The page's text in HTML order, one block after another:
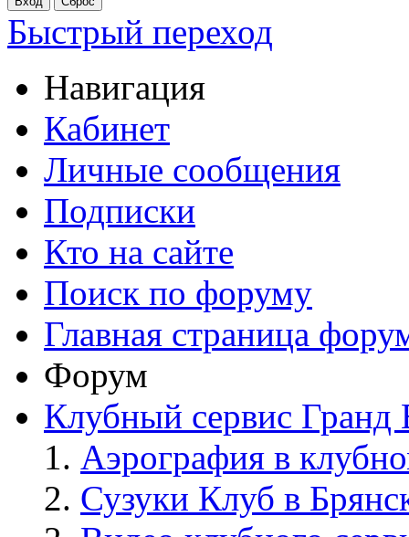
Быстрый переход
Навигация
Кабинет
Личные сообщения
Подписки
Кто на сайте
Поиск по форуму
Главная страница
Форум
Клубный сервис
Аэрография в
Сузуки Клуб в